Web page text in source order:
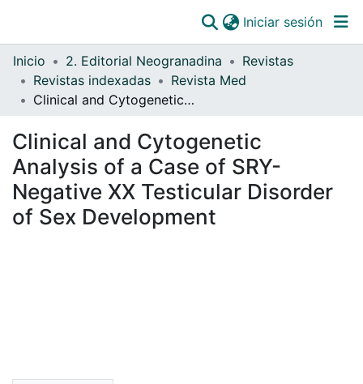
Todo DSpace
Estadísticas
Catálogo
OJS
Paz y salvos
Iniciar sesión
Inicio 2. Editorial Neogranadina
Revistas
Revistas indexadas
Revista Med
Clinical and Cytogenetic Analysis of a Case of SRY-Negative XX Testicular Disorder of Sex Development
Clinical and Cytogenetic
Analysis of a Case of SRY-
Negative XX Testicular Disorder
of Sex Development